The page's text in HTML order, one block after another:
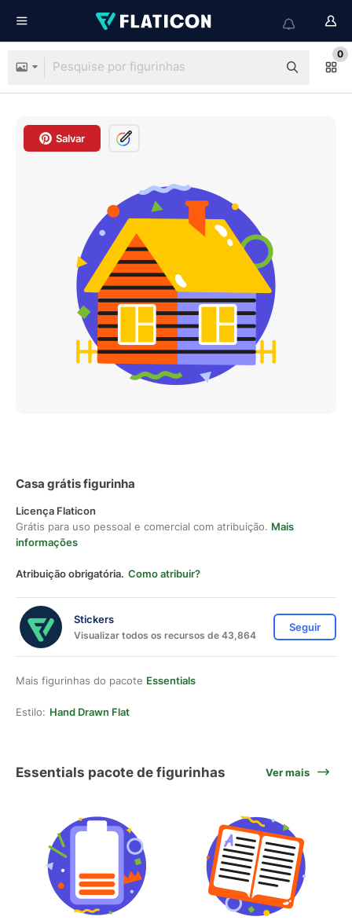
0
Salvar
Casa grátis figurinha
Licença Flaticon
Grátis para uso pessoal e comercial com atribuição. Mais
informações
Atribuição obrigatória. Como atribuir?
Stickers
Visualizar todos os recursos de 43,864
Seguir
Mais figurinhas do pacote Essentials
Estilo: Hand Drawn Flat
Essentials pacote de figurinhas Ver mais